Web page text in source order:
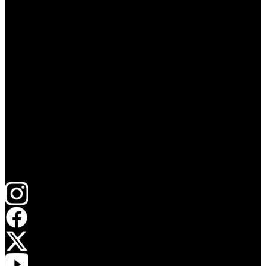
Abrir en una nueva pestaña
Abrir en una nueva pestaña